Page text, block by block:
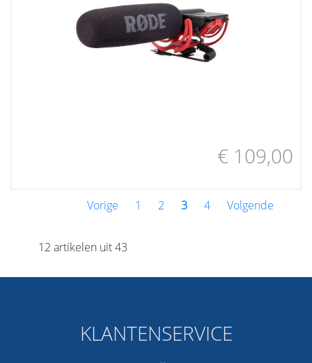
€ 109,00
Vorige 1 2 3 4 Volgende
12 artikelen uit 43
KLANTENSERVICE